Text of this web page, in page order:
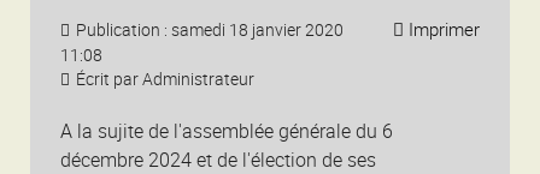
Imprimer
Publication : samedi 18 janvier 2020
11:08
Écrit par Administrateur
A la sujite de l'assemblée générale du 6
décembre 2024 et de l'élection de ses